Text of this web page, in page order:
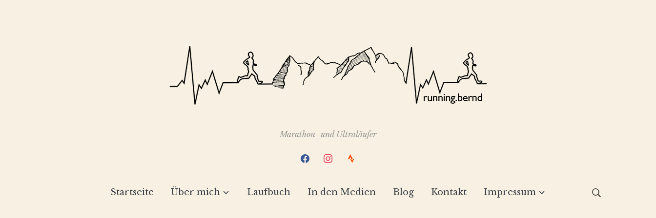
Marathon- und Ultraläufer
facebookinstagram
strava
Startseite Über mich Laufbuch In den Medien Blog Kontakt Impressum